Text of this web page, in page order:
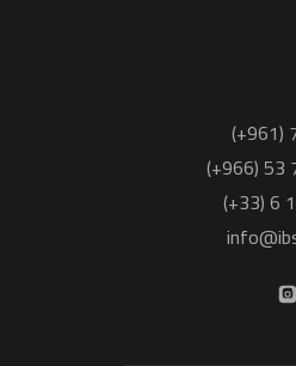
(+961)
(+966) 53
(+33) 6